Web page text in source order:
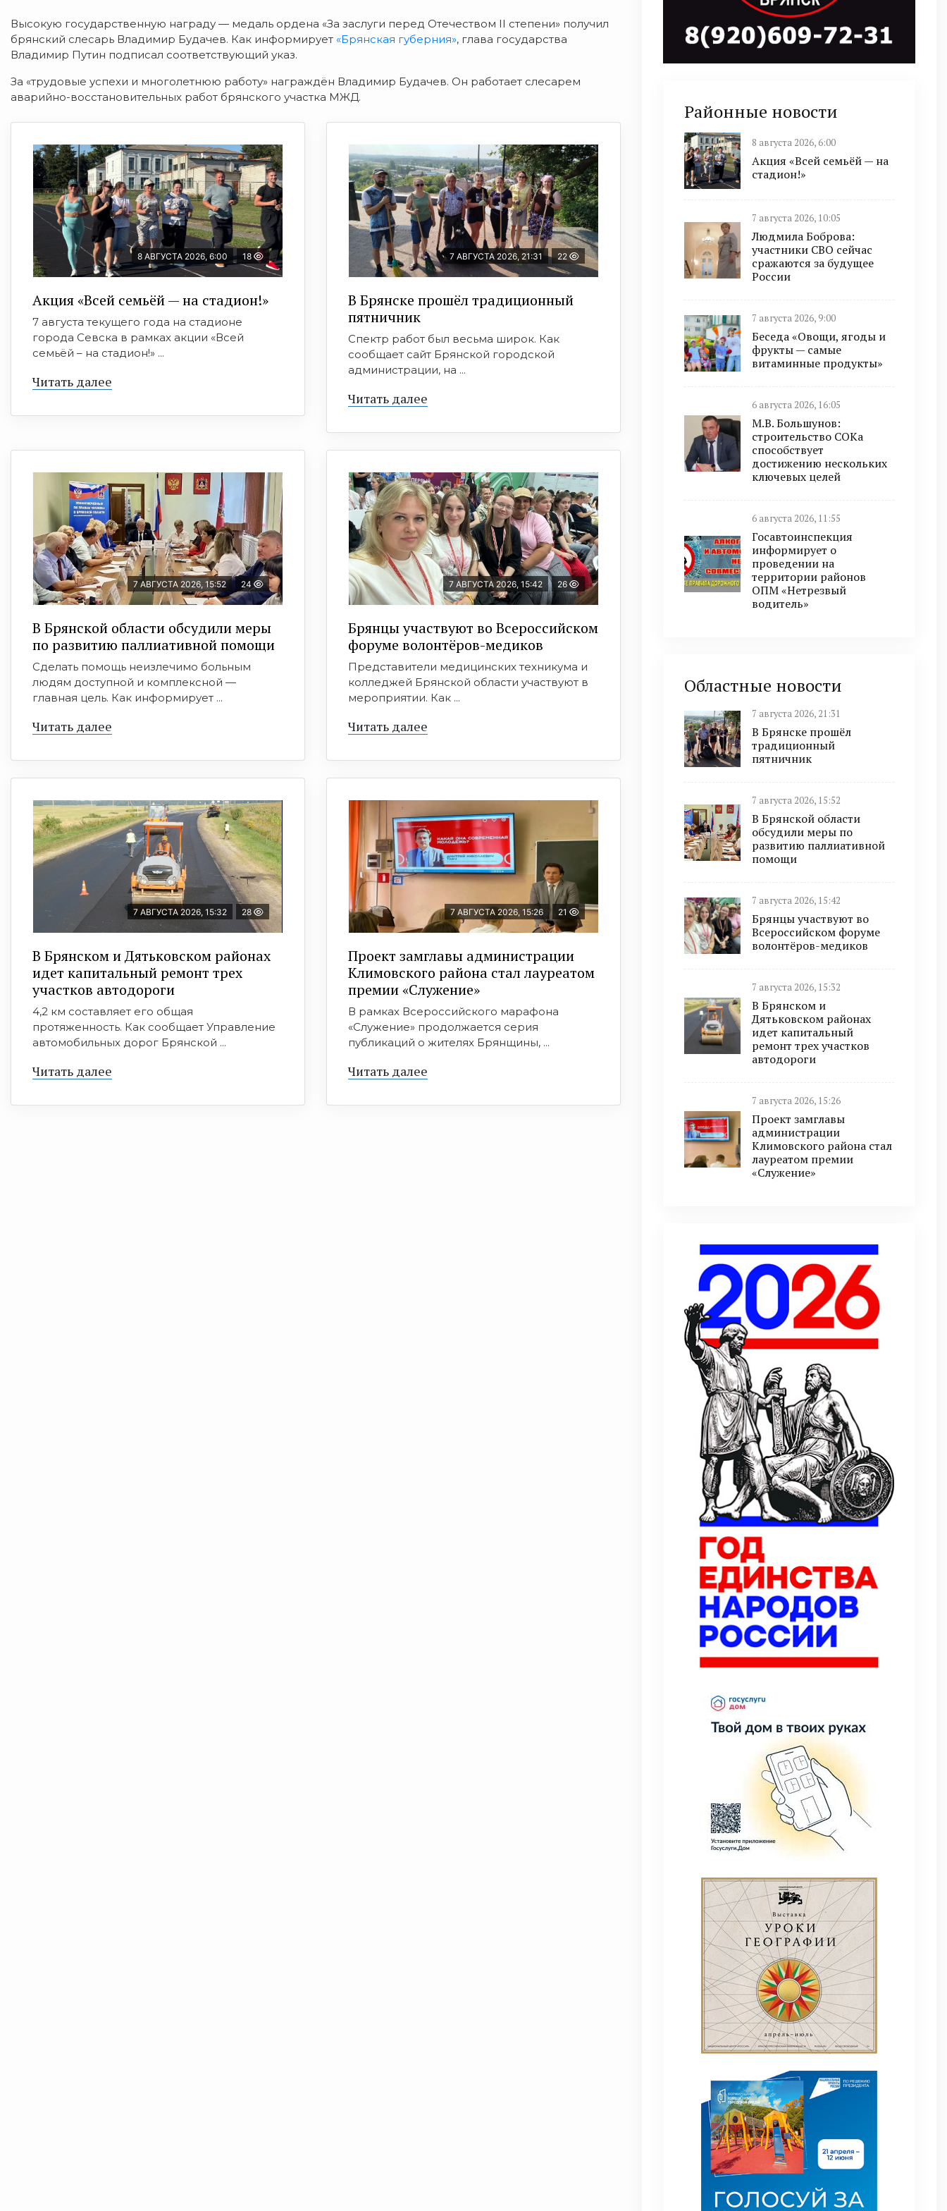
Высокую государственную награду — медаль ордена «За заслуги перед Отечеством II степени» получил
брянский слесарь Владимир Будачев. Как информирует «Брянская губерния», глава государства
Владимир Путин подписал соответствующий указ.
За «трудовые успехи и многолетнюю работу» награждён Владимир Будачев. Он работает слесарем
аварийно-восстановительных работ брянского участка МЖД.
8 АВГУСТА 2026, 6:00 18
Акция «Всей семьёй — на стадион!»
7 августа текущего года на стадионе
города Севска в рамках акции «Всей
семьёй – на стадион!» ...
Читать далее
7 АВГУСТА 2026, 21:31 22
В Брянске прошёл традиционный
пятничник
Спектр работ был весьма широк. Как
сообщает сайт Брянской городской
администрации, на ...
Читать далее
7 АВГУСТА 2026, 15:52 24
В Брянской области обсудили меры
по развитию паллиативной помощи
Сделать помощь неизлечимо больным
людям доступной и комплексной —
главная цель. Как информирует ...
Читать далее
7 АВГУСТА 2026, 15:42 26
Брянцы участвуют во Всероссийском
форуме волонтёров-медиков
Представители медицинских техникума и
колледжей Брянской области участвуют в
мероприятии. Как ...
Читать далее
7 АВГУСТА 2026, 15:32 28
В Брянском и Дятьковском районах
идет капитальный ремонт трех
участков автодороги
4,2 км составляет его общая
протяженность. Как сообщает Управление
автомобильных дорог Брянской ...
Читать далее
7 АВГУСТА 2026, 15:26 21
Проект замглавы администрации
Климовского района стал лауреатом
премии «Служение»
В рамках Всероссийского марафона
«Служение» продолжается серия
публикаций о жителях Брянщины, ...
Читать далее
Районные новости
8 августа 2026, 6:00
Акция «Всей семьёй — на
стадион!»
7 августа 2026, 10:05
Людмила Боброва:
участники СВО сейчас
сражаются за будущее
России
7 августа 2026, 9:00
Беседа «Овощи, ягоды и
фрукты — самые
витаминные продукты»
6 августа 2026, 16:05
М.В. Большунов:
строительство СОКа
способствует
достижению нескольких
ключевых целей
6 августа 2026, 11:55
Госавтоинспекция
информирует о
проведении на
территории районов
ОПМ «Нетрезвый
водитель»
Областные новости
7 августа 2026, 21:31
В Брянске прошёл
традиционный
пятничник
7 августа 2026, 15:52
В Брянской области
обсудили меры по
развитию паллиативной
помощи
7 августа 2026, 15:42
Брянцы участвуют во
Всероссийском форуме
волонтёров-медиков
7 августа 2026, 15:32
В Брянском и
Дятьковском районах
идет капитальный
ремонт трех участков
автодороги
7 августа 2026, 15:26
Проект замглавы
администрации
Климовского района стал
лауреатом премии
«Служение»